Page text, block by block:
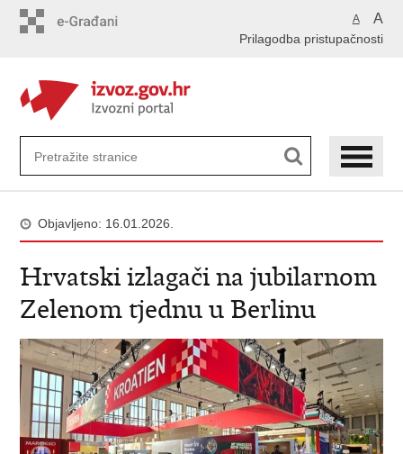
A A
Prilagodba pristupačnosti
Objavljeno: 16.01.2026.
Hrvatski izlagači na jubilarnom
Zelenom tjednu u Berlinu